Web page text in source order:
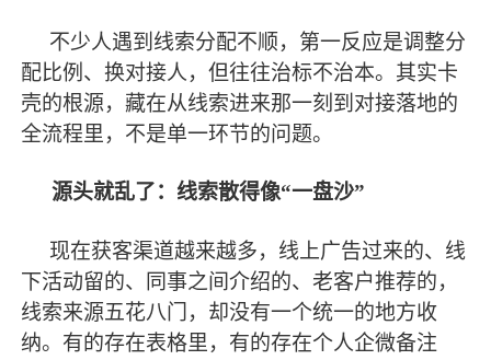
不少人遇到线索分配不顺，第一反应是调整分
配比例、换对接人，但往往治标不治本。其实卡
壳的根源，藏在从线索进来那一刻到对接落地的
全流程里，不是单一环节的问题。
源头就乱了：线索散得像“一盘沙”
现在获客渠道越来越多，线上广告过来的、线
下活动留的、同事之间介绍的、老客户推荐的，
线索来源五花八门，却没有一个统一的地方收
纳。有的存在表格里，有的存在个人企微备注